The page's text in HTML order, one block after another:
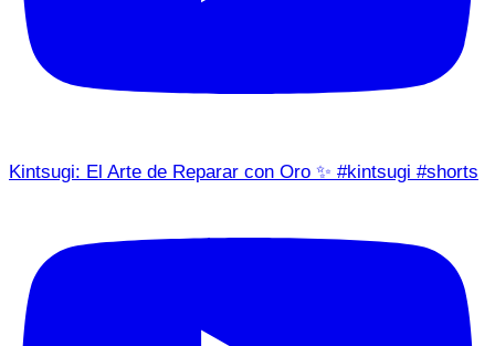
Kintsugi: El Arte de Reparar con Oro ✨ #kintsugi #shorts